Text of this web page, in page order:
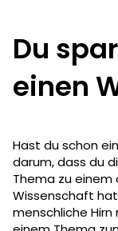
Du
einen
Hast du schon
darum, dass du
Thema zu einem
Wissenschaft
menschliche